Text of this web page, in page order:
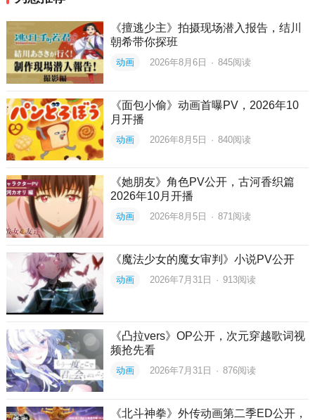
《擅逃少主》拍摄现场潜入报告，结川
朝希带你探班
动画 2026年8月6日 · 845阅读
《面包小偷》动画首曝PV，2026年10
月开播
动画 2026年8月5日 · 840阅读
《她朋友》角色PV公开，古河香织篇
2026年10月开播
动画 2026年8月5日 · 871阅读
《魔法少女的魔女审判》小说PV公开
动画 2026年7月31日 · 913阅读
《凸拉vers》OP公开，次元穿越歌词视
频抢先看
动画 2026年7月31日 · 876阅读
《北斗神拳》外传动画第二季ED公开，